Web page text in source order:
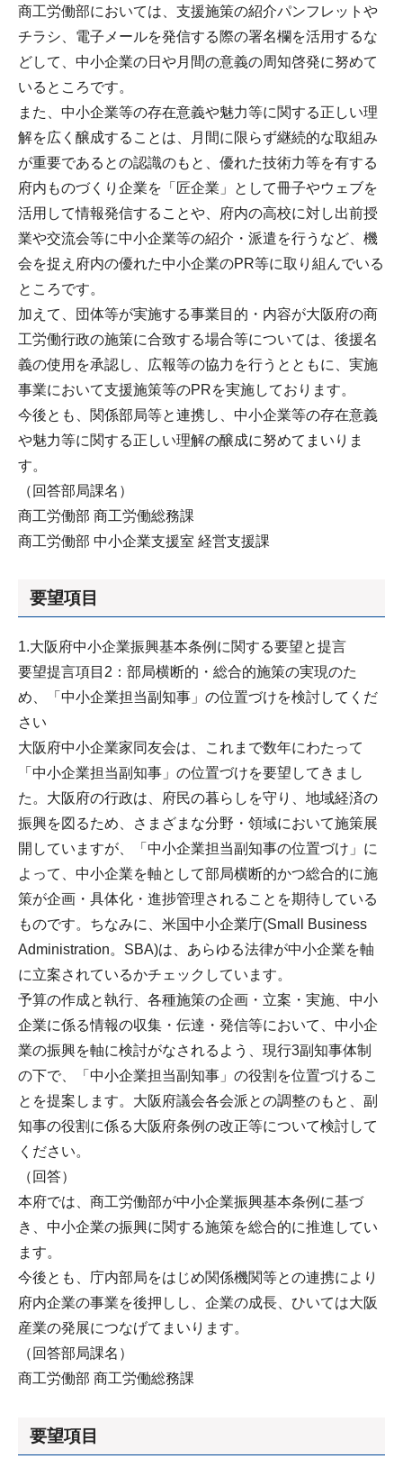
商工労働部においては、支援施策の紹介パンフレットや
チラシ、電子メールを発信する際の署名欄を活用するな
どして、中小企業の日や月間の意義の周知啓発に努めて
いるところです。
また、中小企業等の存在意義や魅力等に関する正しい理
解を広く醸成することは、月間に限らず継続的な取組み
が重要であるとの認識のもと、優れた技術力等を有する
府内ものづくり企業を「匠企業」として冊子やウェブを
活用して情報発信することや、府内の高校に対し出前授
業や交流会等に中小企業等の紹介・派遣を行うなど、機
会を捉え府内の優れた中小企業のPR等に取り組んでいる
ところです。
加えて、団体等が実施する事業目的・内容が大阪府の商
工労働行政の施策に合致する場合等については、後援名
義の使用を承認し、広報等の協力を行うとともに、実施
事業において支援施策等のPRを実施しております。
今後とも、関係部局等と連携し、中小企業等の存在意義
や魅力等に関する正しい理解の醸成に努めてまいりま
す。
（回答部局課名）
商工労働部 商工労働総務課
商工労働部 中小企業支援室 経営支援課
要望項目
1.大阪府中小企業振興基本条例に関する要望と提言
要望提言項目2：部局横断的・総合的施策の実現のた
め、「中小企業担当副知事」の位置づけを検討してくだ
さい
大阪府中小企業家同友会は、これまで数年にわたって
「中小企業担当副知事」の位置づけを要望してきまし
た。大阪府の行政は、府民の暮らしを守り、地域経済の
振興を図るため、さまざまな分野・領域において施策展
開していますが、「中小企業担当副知事の位置づけ」に
よって、中小企業を軸として部局横断的かつ総合的に施
策が企画・具体化・進捗管理されることを期待している
ものです。ちなみに、米国中小企業庁(Small Business
Administration。SBA)は、あらゆる法律が中小企業を軸
に立案されているかチェックしています。
予算の作成と執行、各種施策の企画・立案・実施、中小
企業に係る情報の収集・伝達・発信等において、中小企
業の振興を軸に検討がなされるよう、現行3副知事体制
の下で、「中小企業担当副知事」の役割を位置づけるこ
とを提案します。大阪府議会各会派との調整のもと、副
知事の役割に係る大阪府条例の改正等について検討して
ください。
（回答）
本府では、商工労働部が中小企業振興基本条例に基づ
き、中小企業の振興に関する施策を総合的に推進してい
ます。
今後とも、庁内部局をはじめ関係機関等との連携により
府内企業の事業を後押しし、企業の成長、ひいては大阪
産業の発展につなげてまいります。
（回答部局課名）
商工労働部 商工労働総務課
要望項目